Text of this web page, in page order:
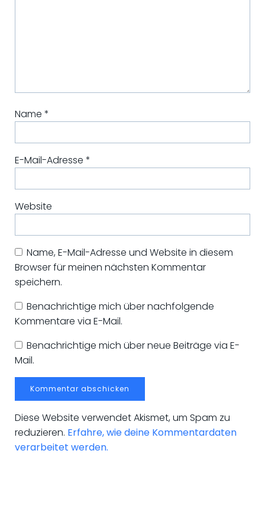
Name *
E-Mail-Adresse *
Website
Name, E-Mail-Adresse und Website in diesem
Browser für meinen nächsten Kommentar
speichern.
Benachrichtige mich über nachfolgende
Kommentare via E-Mail.
Benachrichtige mich über neue Beiträge via E-
Mail.
Diese Website verwendet Akismet, um Spam zu
reduzieren. Erfahre, wie deine Kommentardaten
verarbeitet werden.